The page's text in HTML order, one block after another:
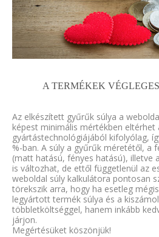
A TERMÉKEK
Az elkészített gyűrűk súlya a
képest minimális mértékben eltérhet
gyártástechnológiájából kifolyólag,
%-ban. A súly a gyűrűk méretétől, a
(matt hatású, fényes hatású), illetve
is változhat, de ettől függetlenül az
weboldal súly kalkulátora pontosan
törekszik arra, hogy ha esetleg
legyártott termék súlya és a
többletköltséggel, hanem inkább
járjon.
Megértésüket köszönjük!